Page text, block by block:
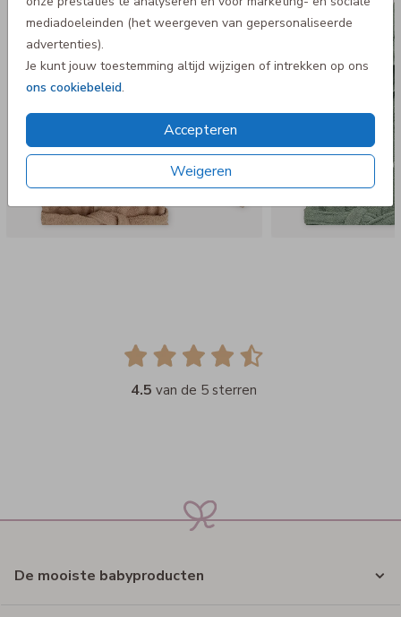
mediadoeleinden (het weergeven van gepersonaliseerde
advertenties).
Je kunt jouw toestemming altijd wijzigen of intrekken op ons
ons cookiebeleid.
Accepteren
Weigeren
4.5 van de 5 sterren
De mooiste babyproducten